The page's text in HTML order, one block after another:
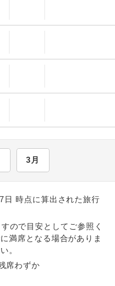
3月
時点に算出された旅行
ので目安としてご参照く
満席となる場合がありま
。
席わずか